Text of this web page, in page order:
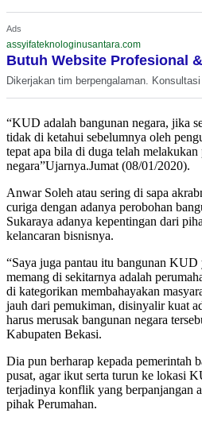
Ads
assyifateknologinusantara.com
Butuh Website Profesional
Dikerjakan tim berpengalaman.
“KUD adalah bangunan negara, jika
tidak di ketahui sebelumnya oleh
tepat apa bila di duga telah melakukan
negara”Ujarnya.Jumat (08/01/2020).
Anwar Soleh atau sering di sapa
curiga dengan adanya perobohan
Sukaraya adanya kepentingan dari
kelancaran bisnisnya.
“Saya juga pantau itu bangunan
memang di sekitarnya adalah
di kategorikan membahayakan
jauh dari pemukiman, disinyalir kuat
harus merusak bangunan negara
Kabupaten Bekasi.
Dia pun berharap kepada pemerintah
pusat, agar ikut serta turun ke lokasi
terjadinya konflik yang berpanjangan
pihak Perumahan.